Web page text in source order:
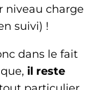
niveau charge
suivi) !
dans le fait
il reste